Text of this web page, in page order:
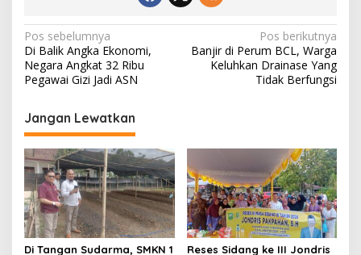
N
a
v
i
g
a
s
i
p
o
Pos sebelumnya
Di Balik Angka Ekonomi,
Negara Angkat 32 Ribu
Pegawai Gizi Jadi ASN
Pos berikutnya
Banjir di Perum BCL, Warga
Keluhkan Drainase Yang
Tidak Berfungsi
Jangan Lewatkan
Di Tangan Sudarma, SMKN 1
Reses Sidang ke III Jondris